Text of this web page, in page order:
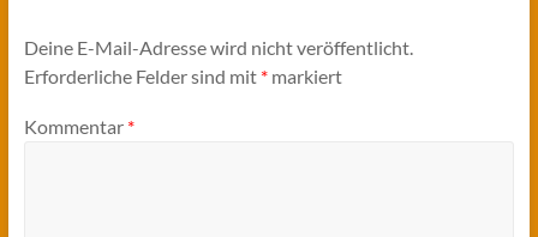
Deine E-Mail-Adresse wird nicht veröffentlicht.
Erforderliche Felder sind mit *markiert
Kommentar *